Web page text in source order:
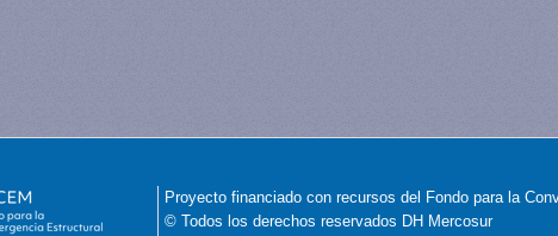
Proyecto financiado con recursos del Fondo para la
© Todos los derechos reservados DH Mercosur